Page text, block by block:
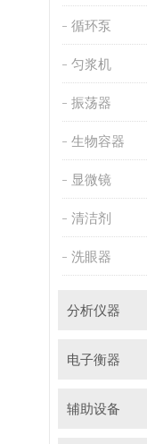
循环泵
匀浆机
振荡器
生物容器
显微镜
清洁剂
洗眼器
分析仪器
电子衡器
辅助设备